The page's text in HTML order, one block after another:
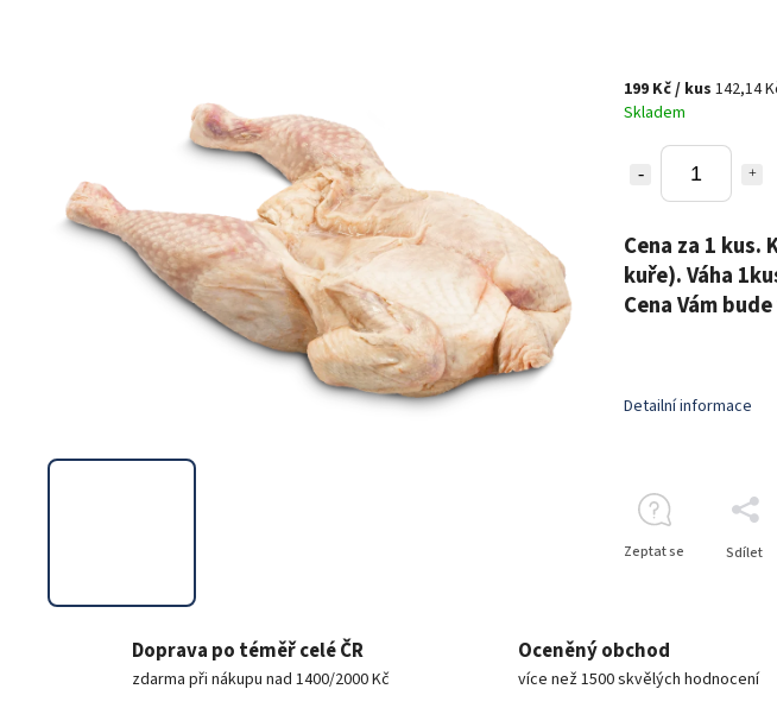
199 Kč/ kus 142,14
Skladem
Cena za 1
kuře). Váha
Cena Vám
Detailní informace
Zeptat se Sdílet
Doprava po téměř celé ČR
zdarma při nákupu nad 1400/2000 Kč
Oceněný obchod
více než 1500 skvělých hodnocení